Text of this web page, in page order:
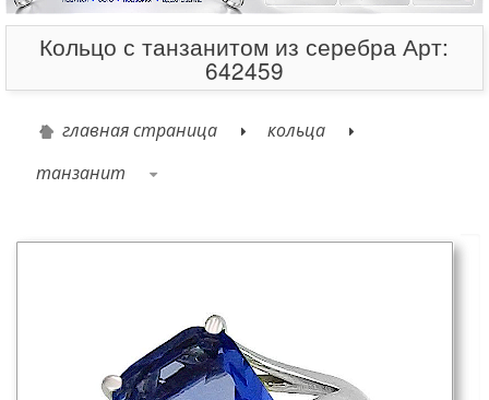
Кольцо с танзанитом из серебра Арт:
642459
главная страница
кольца
танзанит